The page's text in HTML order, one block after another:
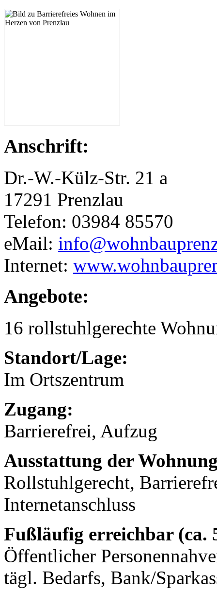
Anschrift:
Dr.-W.-Külz-Str. 21 a
17291 Prenzlau
Telefon: 03984 85570
eMail:
Internet:
Angebote:
16 rollstuhlgerechte
Standort/Lage:
Im Ortszentrum
Zugang:
Barrierefrei, Aufzug
Ausstattung der
Rollstuhlgerecht,
Internetanschluss
Fußläufig erreichbar (ca.
Öffentlicher
tägl. Bedarfs, Bank/